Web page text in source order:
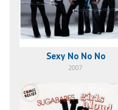
Sexy No No No
2007